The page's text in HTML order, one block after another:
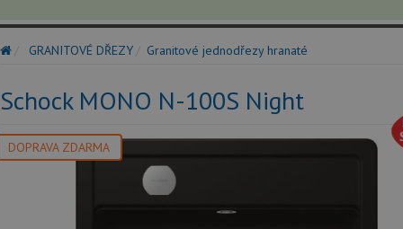
GRANITOVÉ DŘEZY Granitové jednodřezy hranaté
Schock MONO N-100S Night
DOPRAVA ZDARMA